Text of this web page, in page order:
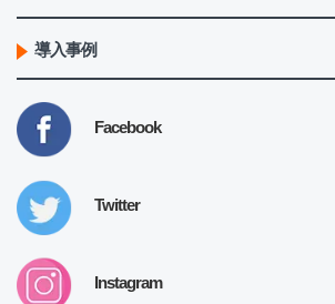
導入事例
Facebook
Twitter
Instagram